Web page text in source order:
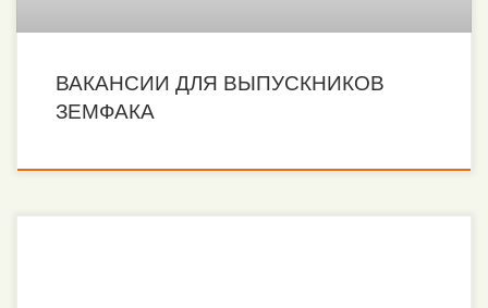
ВАКАНСИИ ДЛЯ ВЫПУСКНИКОВ
ЗЕМФАКА